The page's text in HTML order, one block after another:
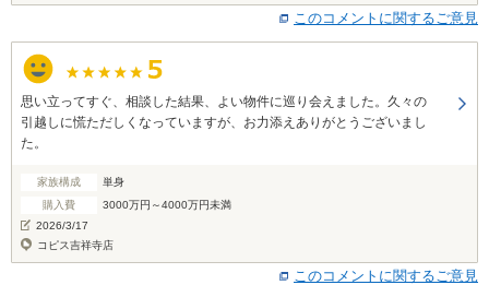
す。
このコメントに関するご意見
思い立ってすぐ、相談した結果、よい物件に巡り会えました。久々の
引越しに慌ただしくなっていますが、お力添えありがとうございまし
た。
家族構成
単身
購入費
3000万円～4000万円未満
2026/3/17
コピス吉祥寺店
このコメントに関するご意見